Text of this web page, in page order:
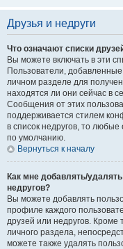
Друзья и недруги
Что означают списки
Вы можете включать в эти
Пользователи,
личном разделе для
находятся ли они сейчас в
Сообщения от этих
поддерживается стилем
в список недругов, то
по умолчанию.
Вернуться к началу
Как мне добавлять/
недругов?
Вы можете добавлять
профиле каждого
друзей или недругов. Кроме
личного раздела,
можете также удалять